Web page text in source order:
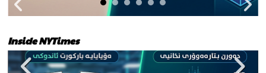
Inside NYTimes